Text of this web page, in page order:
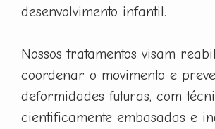
desenvolvimento infantil.
Nossos tratamentos visam
coordenar o movimento e
deformidades futuras, com
cientificamente embasadas e